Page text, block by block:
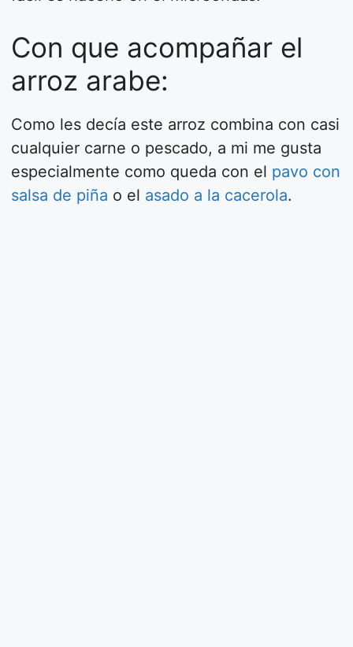
Con que acompañar el
arroz arabe:
Como les decía este arroz combina con casi
cualquier carne o pescado, a mi me gusta
especialmente como queda con el pavo con
salsa de piña o el asado a la cacerola.